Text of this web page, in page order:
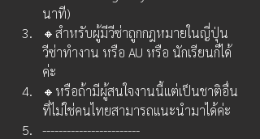
นาที)
🔸สำหรับผู้มีวีซ่าถูกกฎหมายในญี่ปุ่น
วีซ่าทำงาน หรือ AU หรือ นักเรียนก็ได้
ค่ะ
🔸หรือถ้ามีผู้สนใจงานนี้แต่เป็นชาติอื่น
ที่ไม่ใช่คนไทยสามารถแนะนำมาได้ค่ะ
------------------------